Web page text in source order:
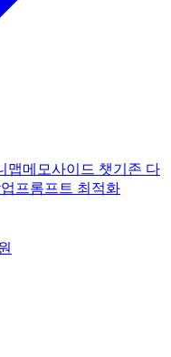
맵메모사이드 챗기존 다
프롬프트 최적화